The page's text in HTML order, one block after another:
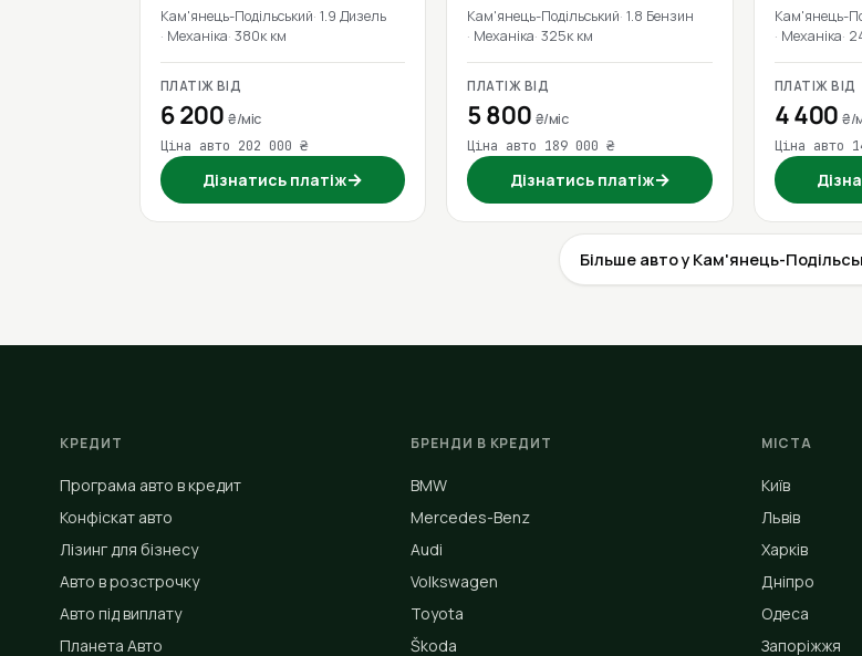
Кам'янець-Подільський 1.9 Дизель
Механіка 380к км
ПЛАТІЖ ВІД
6 200₴/міс
Ціна авто 202 000 ₴
Дізнатись платіж→
Кам'янець-Подільський 1.8 Бензин
Механіка 325к км
ПЛАТІЖ ВІД
5 800 ₴/міс
Ціна авто 189 000 ₴
Дізнатись платіж→
Кам'янець-
Механіка
ПЛАТІЖ ВІД
4 400₴/
Ціна авто
Більше авто у Кам'янець-
КРЕДИТ
Програма авто в кредит
Конфіскат авто
Лізинг для бізнесу
Авто в розстрочку
Авто під виплату
Планета Авто
БРЕНДИ В КРЕДИТ
BMW
Mercedes-Benz
Audi
Volkswagen
Toyota
Škoda
МІСТА
Київ
Львів
Харків
Дніпро
Одеса
Запоріжжя